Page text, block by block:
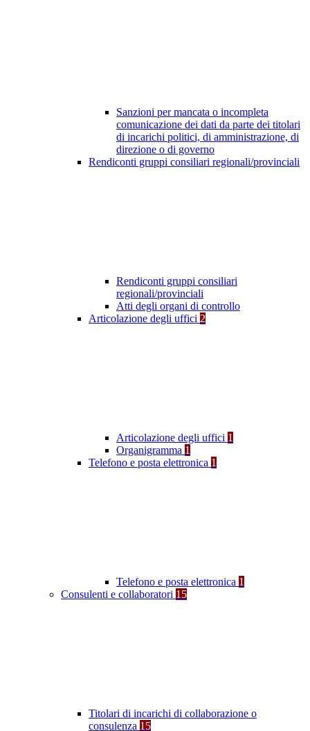
Sanzioni per mancata o incompleta
comunicazione dei dati da parte dei titolari
di incarichi politici, di amministrazione, di
direzione o di governo
Rendiconti gruppi consiliari regionali/provinciali
Rendiconti gruppi consiliari
regionali/provinciali
Atti degli organi di controllo
Articolazione degli uffici 2
Articolazione degli uffici 1
Organigramma 1
Telefono e posta elettronica 1
Telefono e posta elettronica 1
Consulenti e collaboratori 15
Titolari di incarichi di collaborazione o
consulenza 15